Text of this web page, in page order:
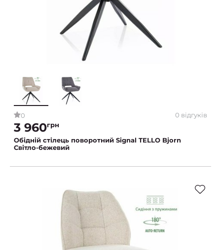
0 0 відгуків
3 960грн
Обідній стілець поворотний Signal TELLO Bjorn
Світло-бежевий